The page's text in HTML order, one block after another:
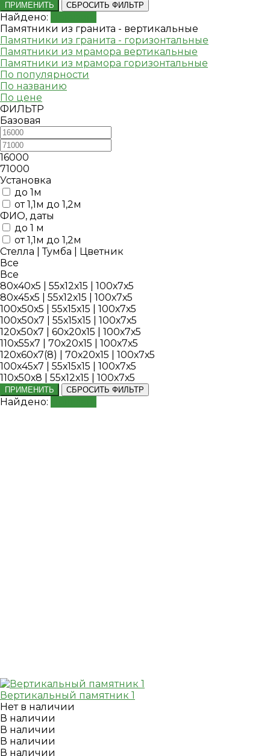
ПРИМЕНИТЬ СБРОСИТЬ ФИЛЬТР
Найдено:
Памятники из гранита - вертикальные
Памятники из гранита - горизонтальные
Памятники из мрамора вертикальные
Памятники из мрамора горизонтальные
По популярности
По названию
По цене
ФИЛЬТР
Базовая
16000
71000
Установка
до 1м
от 1,1м до 1,2м
ФИО, даты
до 1 м
от 1,1м до 1,2м
Стелла | Тумба | Цветник
Все
Все
80х40х5 | 55х12х15 | 100х7х5
80х45х5 | 55х12х15 | 100х7х5
100х50х5 | 55х15х15 | 100х7х5
100х50х7 | 55х15х15 | 100х7х5
120х50х7 | 60х20х15 | 100х7х5
110х55х7 | 70х20х15 | 100х7х5
120х60х7(8) | 70х20х15 | 100х7х5
100х45х7 | 55х15х15 | 100х7х5
110х50х8 | 55х12х15 | 100х7х5
ПРИМЕНИТЬ СБРОСИТЬ ФИЛЬТР
Найдено:
Вертикальный памятник 1
Нет в наличии
В наличии
В наличии
В наличии
В наличии